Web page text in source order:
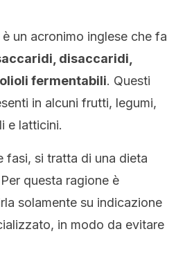
un acronimo inglese che fa
disaccaridi,
fermentabili. Questi
in alcuni frutti, legumi,
e latticini.
fasi, si tratta di una dieta
questa ragione è
solamente su indicazione
in modo da evitare